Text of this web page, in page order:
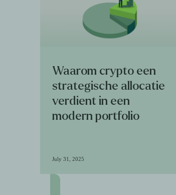
Waarom crypto een
strategische allocatie
verdient in een
modern portfolio
July 31, 2025